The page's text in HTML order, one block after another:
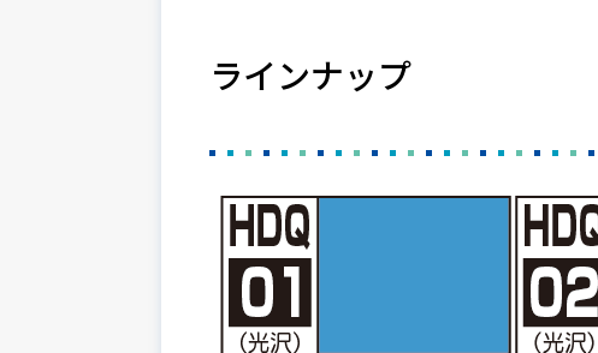
ラインナップ